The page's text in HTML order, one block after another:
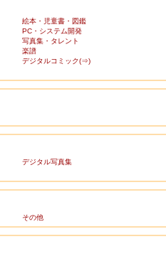
絵本・児童書・図鑑
PC・システム開発
写真集・タレント
楽譜
デジタルコミック(⇒)
デジタル写真集
その他